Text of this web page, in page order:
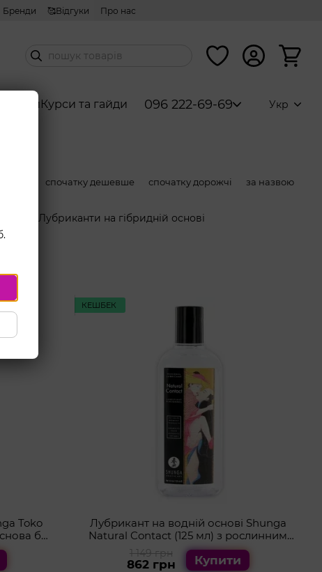
Бренди 🥰Відгуки Про нас
Курси та гайди 096 222-69-69 Укр
спочатку дешевше спочатку дорожчі за назвою
Лубриканти на гібридній основі
Toko
без
КЕШБЕК
Лубрикант на водній основі Shunga
Natural Contact (125 мл) з рослинним
гліцерином
1 149 грн
862 грн Купити